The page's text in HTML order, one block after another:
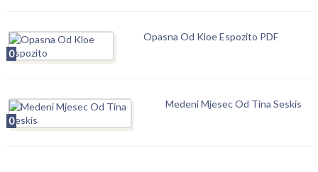
0
Opasna Od Kloe Espozito PDF
0
Medeni Mjesec Od Tina Seskis